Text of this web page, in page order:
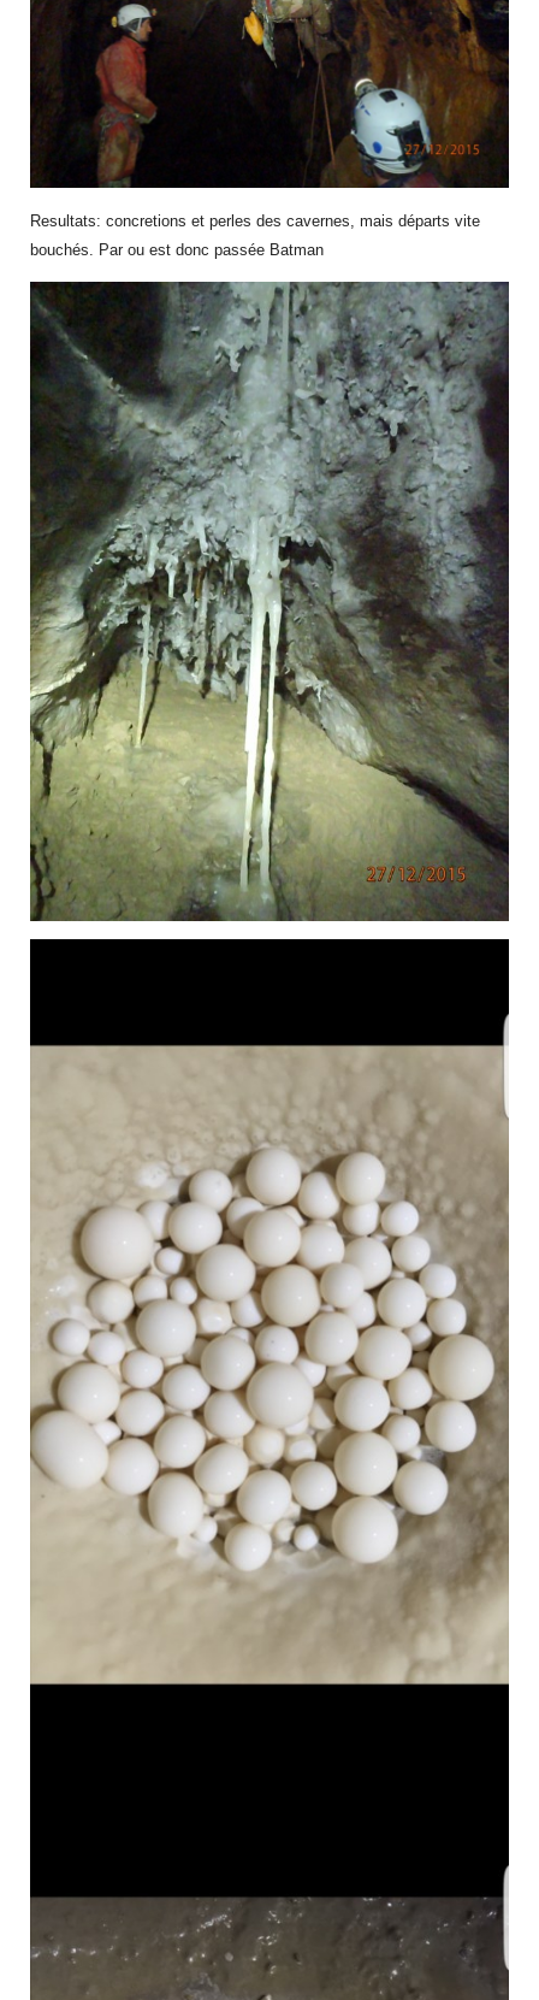
Resultats: concretions et perles des cavernes, mais départs vite
bouchés. Par ou est donc passée Batman